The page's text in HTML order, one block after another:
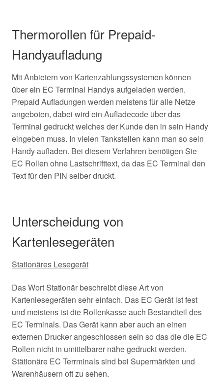
Thermorollen für Prepaid-
Handyaufladung
Mit Anbietern von Kartenzahlungssystemen können
über ein EC Terminal Handys aufgeladen werden.
Prepaid Aufladungen werden meistens für alle Netze
angeboten, dabei wird ein Aufladecode über das
Terminal gedruckt welches der Kunde den in sein Handy
eingeben muss. In vielen Tankstellen kann man so sein
Handy aufladen. Bei diesem Verfahren benötigen Sie
EC Rollen ohne Lastschrifttext, da das EC Terminal den
Text für den PIN selber druckt.
Unterscheidung von
Kartenlesegeräten
Stationäres Lesegerät
Das Wort Stationär beschreibt diese Art von
Kartenlesegeräten sehr einfach. Das EC Gerät ist fest
und meistens ist die Rollenkasse auch Bestandteil des
EC Terminals. Das Gerät kann aber auch an einen
externen Drucker angeschlossen sein so das die die EC
Rollen nicht in umittelbarer nähe gedruckt werden.
Stätionäre EC Terrminals sind bei Supermärkten und
Warenhäusern oft zu sehen.